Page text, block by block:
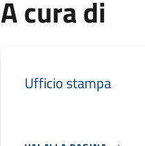
A cura di
Ufficio stampa